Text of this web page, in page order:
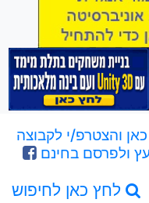
והצטרפ/י לקבוצה
ולפרסם בחינם
לחץ כאן לחיפוש